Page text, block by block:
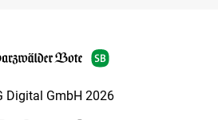
Digital GmbH 2026